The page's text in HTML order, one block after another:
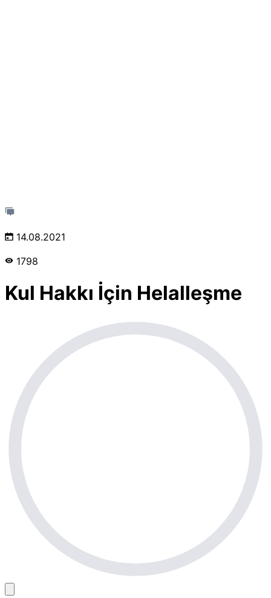
14.08.2021
1798
Kul Hakkı İçin Helalleşme